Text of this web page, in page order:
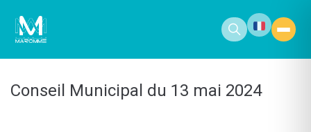
principal
Conseil Municipal du 13 mai 2024